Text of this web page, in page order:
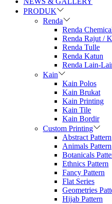
PRODUK
Renda
Renda
Renda Rajut /
Renda Tulle
Renda Katun
Renda Lain-
Kain
Kain Polos
Kain Brukat
Kain Printing
Kain Tile
Kain Bordir
Custom Printing
Abstract Pattern
Animals Pattern
Botanicals
Ethnics Pattern
Fancy Pattern
Flat Series
Geometries
Hijab Pattern